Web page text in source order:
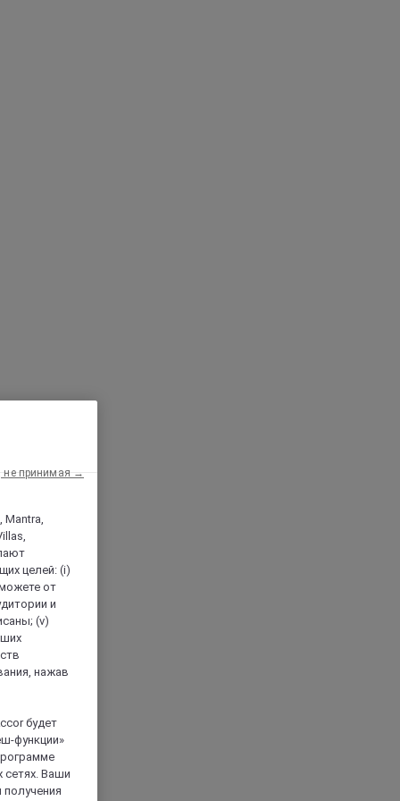
Mantra,
целей: (i)
от
и
(v)
нажав
будет
функции»
сетях. Ваши
не принимая →